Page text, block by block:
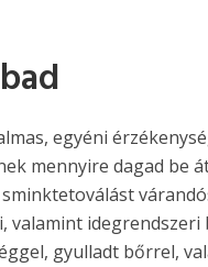
egyéni
mennyire dagad be
valamint
gyulladt bőrrel,